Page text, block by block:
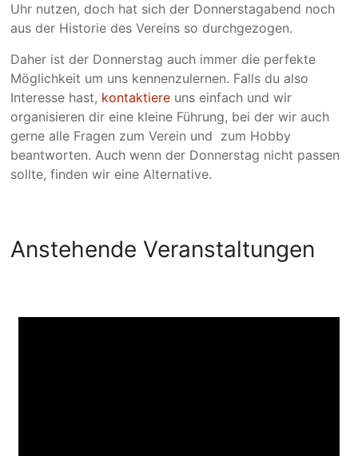
Uhr nutzen, doch hat sich der Donnerstagabend noch
aus der Historie des Vereins so durchgezogen.
Daher ist der Donnerstag auch immer die perfekte
Möglichkeit um uns kennenzulernen. Falls du also
Interesse hast, kontaktiere uns einfach und wir
organisieren dir eine kleine Führung, bei der wir auch
gerne alle Fragen zum Verein und zum Hobby
beantworten. Auch wenn der Donnerstag nicht passen
sollte, finden wir eine Alternative.
Anstehende Veranstaltungen